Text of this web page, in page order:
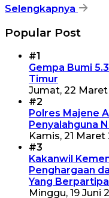
Selengkapnya
Popular Post
#1
Gempa Bumi
Timur
Jumat, 22
#2
Polres Majene
Penyalahguna
Kamis, 21
#3
Kakanwil
Penghargaan
Yang
Minggu, 19 Juni